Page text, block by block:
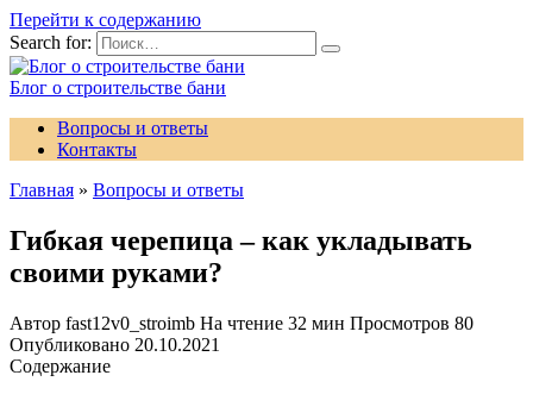
Перейти к содержанию
Search for:
Блог о строительстве бани
Вопросы и ответы
Контакты
Главная » Вопросы и ответы
Гибкая черепица – как укладывать
своими руками?
Автор fast12v0_stroimb На чтение 32 мин Просмотров 80
Опубликовано 20.10.2021
Содержание